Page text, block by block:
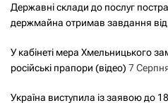
Державні склади до послуг
держмайна отримав завдання від
У кабінеті мера Хмельницького
російські прапори (відео) 7
Україна виступила із заявою до